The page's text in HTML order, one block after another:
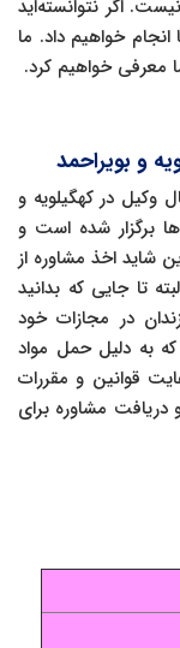
اگر نتوانسته‌اید
انجام خواهیم داد. ما
معرفی خواهیم کرد.
و بویراحمد
وکیل در کهگیلویه و
برگزار شده است و
شاید اخذ مشاوره از
تا جایی که بدانید
در مجازات خود
به دلیل حمل مواد
قوانین و مقررات
دریافت مشاوره برای